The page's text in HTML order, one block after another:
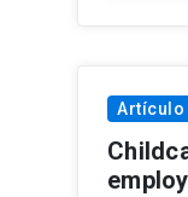
Artículo